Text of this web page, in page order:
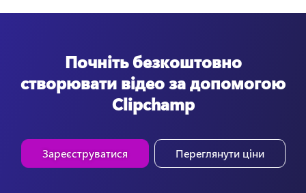
Почніть безкоштовно
створювати відео за допомогою
Clipchamp
Зареєструватися Переглянути ціни